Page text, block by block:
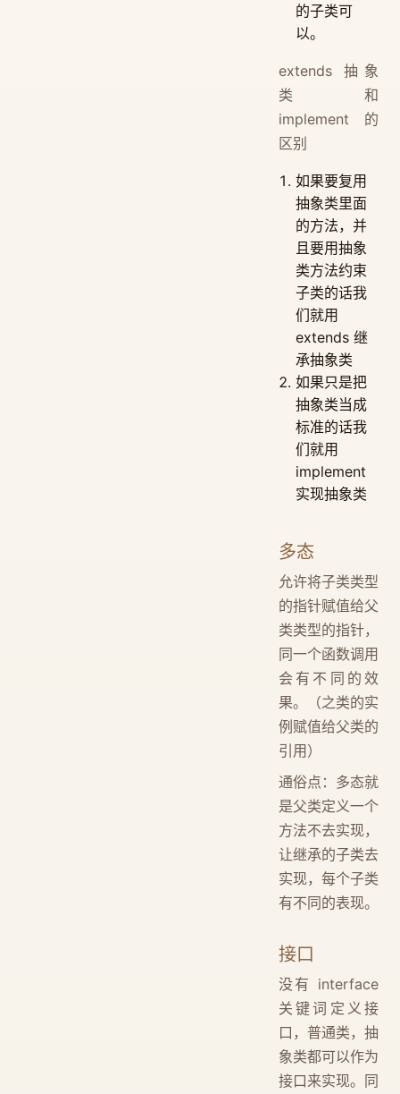
的子类可
以。
extends 抽象
类和
implement 的
区别
如果要复用
抽象类里面
的方法，并
且要用抽象
类方法约束
子类的话我
们就用
extends 继
承抽象类
如果只是把
抽象类当成
标准的话我
们就用
implement
实现抽象类
多态
允许将子类类型
的指针赋值给父
类类型的指针，
同一个函数调用
会有不同的效
果。（之类的实
例赋值给父类的
引用）
通俗点：多态就
是父类定义一个
方法不去实现，
让继承的子类去
实现，每个子类
有不同的表现。
接口
没有 interface
关键词定义接
口，普通类，抽
象类都可以作为
接口来实现。同